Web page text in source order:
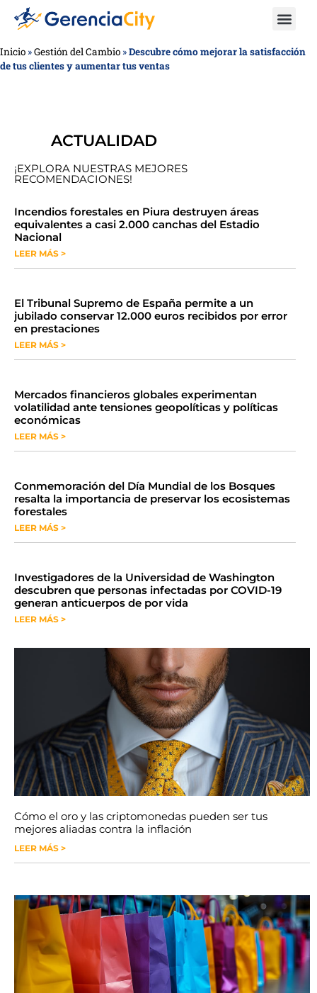
Inicio »Gestión del Cambio »Descubre cómo mejorar la satisfacción
de tus clientes y aumentar tus ventas
ACTUALIDAD
¡EXPLORA NUESTRAS MEJORES
RECOMENDACIONES!
​​​​Incendios forestales en Piura destruyen áreas
equivalentes a casi 2.000 canchas del Estadio
Nacional
LEER MÁS >
​El Tribunal Supremo de España permite a un
jubilado conservar 12.000 euros recibidos por error
en prestaciones
LEER MÁS >
Mercados financieros globales experimentan
volatilidad ante tensiones geopolíticas y políticas
económicas
LEER MÁS >
Conmemoración del Día Mundial de los Bosques
resalta la importancia de preservar los ecosistemas
forestales
LEER MÁS >
Investigadores de la Universidad de Washington
descubren que personas infectadas por COVID-19
generan anticuerpos de por vida
LEER MÁS >
Cómo el oro y las criptomonedas pueden ser tus
mejores aliadas contra la inflación
LEER MÁS >